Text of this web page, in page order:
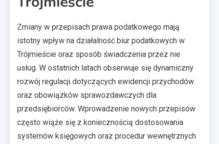
Zmiany w przepisach prawa podatkowego mają
istotny wpływ na działalność biur podatkowych w
Trójmieście oraz sposób świadczenia przez nie
usług. W ostatnich latach obserwuje się dynamiczny
rozwój regulacji dotyczących ewidencji przychodów
oraz obowiązków sprawozdawczych dla
przedsiębiorców. Wprowadzenie nowych przepisów
często wiąże się z koniecznością dostosowania
systemów księgowych oraz procedur wewnętrznych